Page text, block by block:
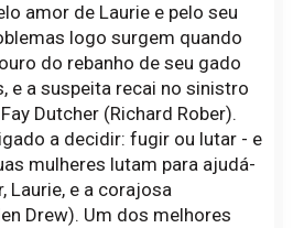
amor de Laurie e pelo seu
logo surgem quando
do rebanho de seu gado
e a suspeita recai no sinistro
Dutcher (Richard Rober).
a decidir: fugir ou lutar - e
mulheres lutam para ajudá-
Laurie, e a corajosa
Drew). Um dos melhores